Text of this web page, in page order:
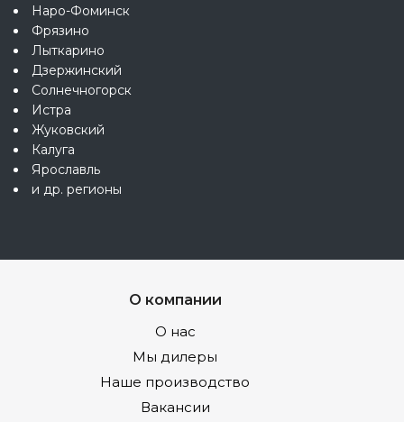
Наро-Фоминск
Фрязино
Лыткарино
Дзержинский
Солнечногорск
Истра
Жуковский
Калуга
Ярославль
и др. регионы
О компании
О нас
Мы дилеры
Наше производство
Вакансии